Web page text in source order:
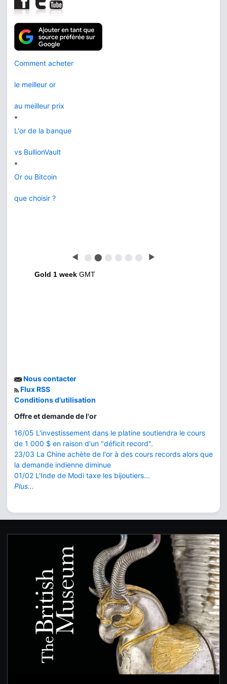
Comment acheter
le meilleur or
au meilleur prix
*
L'or de la banque
vs BullionVault
*
Or ou Bitcoin
que choisir ?
◀ ⬤ ⬤ ⬤ ⬤ ⬤ ⬤ ▶
Gold 1 week GMT
Nous contacter
Flux RSS
Conditions d'utilisation
Offre et demande de l'or
16/05 L'investissement dans le platine soutiendra le cours
de 1 000 $ en raison d'un "déficit record".
23/03 La Chine achète de l'or à des cours records alors que
la demande indienne diminue
01/02 L'Inde de Modi taxe les bijoutiers...
Plus...